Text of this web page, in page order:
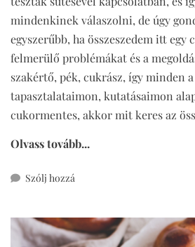
mindenkinek válaszolni, de úgy
egyszerűbb, ha összeszedem itt egy
felmerülő problémákat és a
szakértő, pék, cukrász, így minden
tapasztalataimon, kutatásaimon
cukormentes, akkor mit keres az
Olvass tovább...
Szólj hozzá
teljes
kiőrlésű